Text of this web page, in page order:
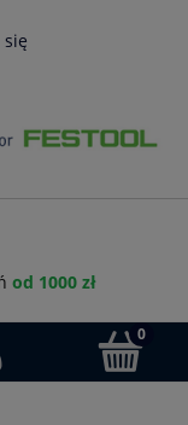
od 1000 zł